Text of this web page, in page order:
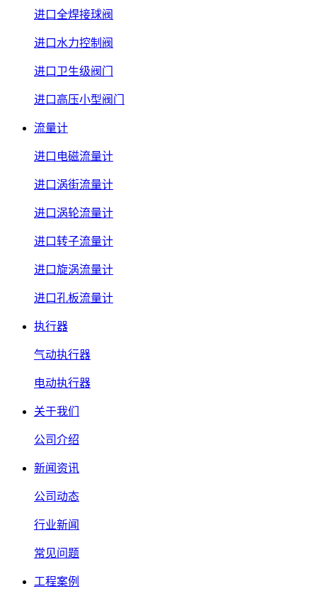
进口全焊接球阀
进口水力控制阀
进口卫生级阀门
进口高压小型阀门
流量计
进口电磁流量计
进口涡街流量计
进口涡轮流量计
进口转子流量计
进口旋涡流量计
进口孔板流量计
执行器
气动执行器
电动执行器
关于我们
公司介绍
新闻资讯
公司动态
行业新闻
常见问题
工程案例